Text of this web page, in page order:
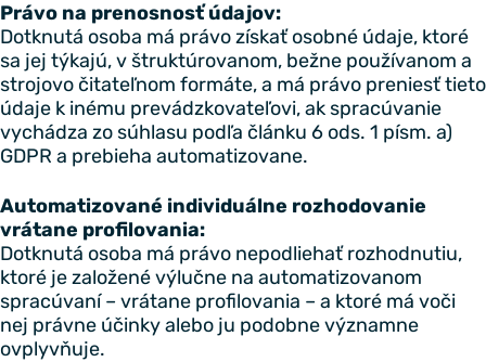
Právo na prenosnosť údajov:
Dotknutá osoba má právo získať osobné údaje, ktoré
sa jej týkajú, v štruktúrovanom, bežne používanom a
strojovo čitateľnom formáte, a má právo preniesť tieto
údaje k inému prevádzkovateľovi, ak spracúvanie
vychádza zo súhlasu podľa článku 6 ods. 1 písm. a)
GDPR a prebieha automatizovane.
Automatizované individuálne rozhodovanie
vrátane profilovania:
Dotknutá osoba má právo nepodliehať rozhodnutiu,
ktoré je založené výlučne na automatizovanom
spracúvaní – vrátane profilovania – a ktoré má voči
nej právne účinky alebo ju podobne významne
ovplyvňuje.